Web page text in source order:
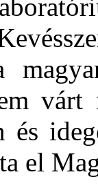
várt
és
el